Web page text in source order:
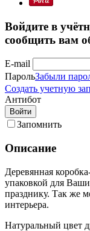
Войдите в
сообщить вам
E-mail
ПарольЗабыли
Создать учетную
Антибот
Войти
Запомнить
Описание
Деревянная
упаковкой для
празднику. Так же
интерьера.
Натуральный цвет